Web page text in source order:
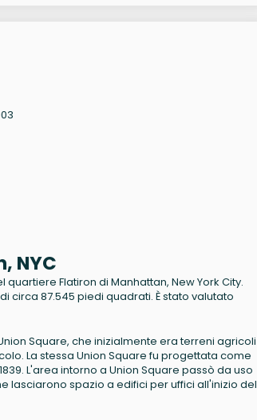
NYC
Flatiron di Manhattan, New York City.
circa 87.545 piedi quadrati. È stato valutato
Square, che inizialmente era terreni agricoli
La stessa Union Square fu progettata come
L'area intorno a Union Square passò da uso
lasciarono spazio a edifici per uffici all'inizio del